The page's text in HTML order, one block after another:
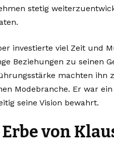
stetig
investierte viel Zeit und
Beziehungen zu seinen
machten ihn
Modebranche. Er war
seine Vision bewahrt.
Erbe von